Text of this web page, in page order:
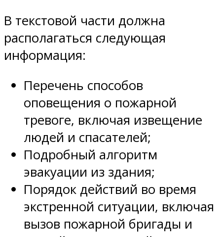
В текстовой части должна
располагаться следующая
информация:
Перечень способов
оповещения о пожарной
тревоге, включая извещение
людей и спасателей;
Подробный алгоритм
эвакуации из здания;
Порядок действий во время
экстренной ситуации, включая
вызов пожарной бригады и